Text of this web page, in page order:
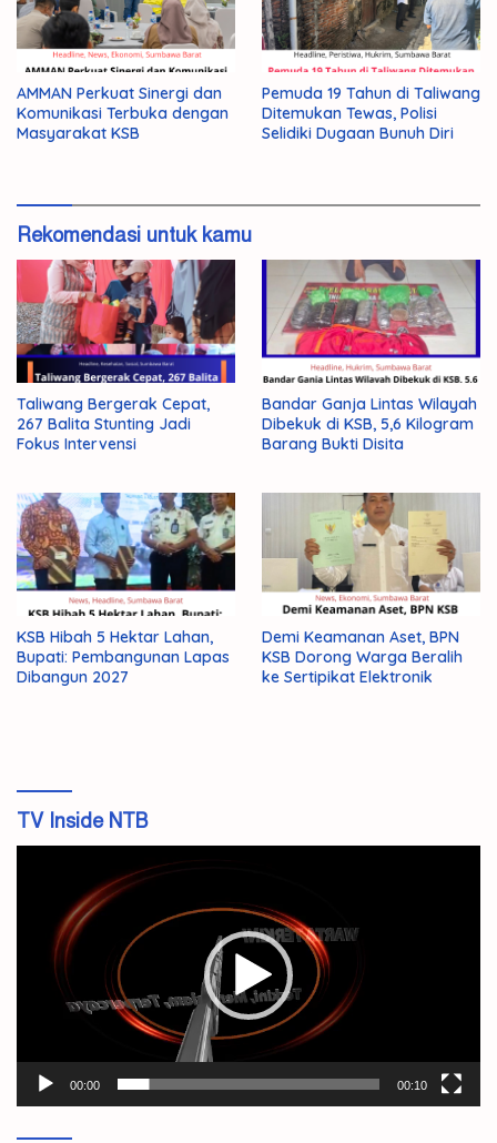
AMMAN Perkuat Sinergi dan
Komunikasi Terbuka dengan
Masyarakat KSB
Pemuda 19 Tahun di Taliwang
Ditemukan Tewas, Polisi
Selidiki Dugaan Bunuh Diri
Rekomendasi untuk kamu
Taliwang Bergerak Cepat,
267 Balita Stunting Jadi
Fokus Intervensi
Bandar Ganja Lintas Wilayah
Dibekuk di KSB, 5,6 Kilogram
Barang Bukti Disita
KSB Hibah 5 Hektar Lahan,
Bupati: Pembangunan Lapas
Dibangun 2027
Demi Keamanan Aset, BPN
KSB Dorong Warga Beralih
ke Sertipikat Elektronik
TV Inside NTB
00:00 00:10